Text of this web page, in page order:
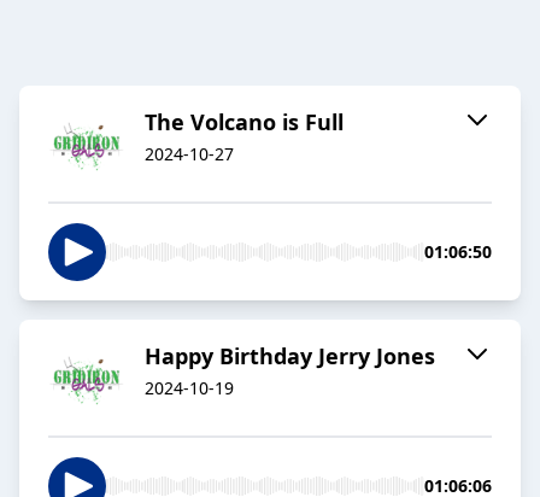
The Volcano is Full
2024-10-27
01:06:50
Happy Birthday Jerry Jones
2024-10-19
01:06:06